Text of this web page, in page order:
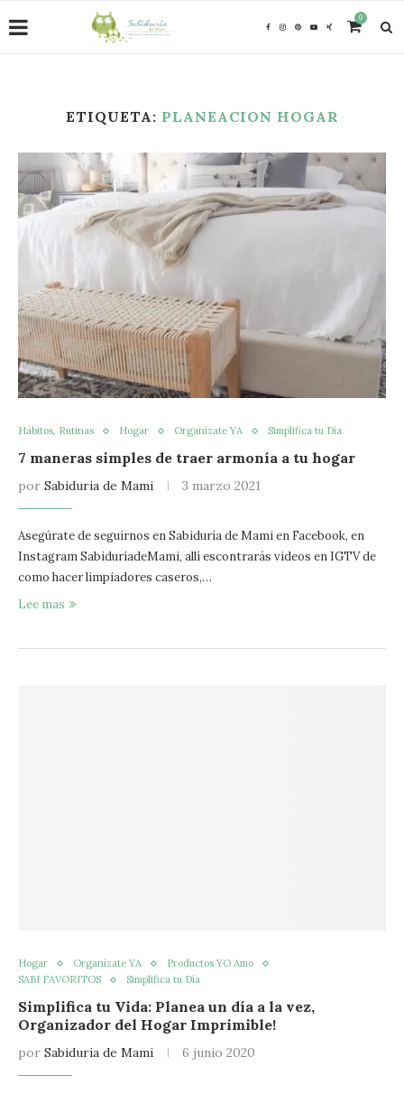
0
ETIQUETA: PLANEACION HOGAR
Hábitos, Rutinas Hogar Organízate YA Simplifica tu Día
7 maneras simples de traer armonía a tu hogar
por Sabiduria de Mami 3 marzo 2021
Asegúrate de seguirnos en Sabiduría de Mami en Facebook, en
Instagram SabiduríadeMami, allí escontrarás videos en IGTV de
como hacer limpiadores caseros,…
Lee mas
Hogar Organízate YA
Productos YO Amo
SABI FAVORITOS
Simplifica tu Día
Simplifica tu Vida: Planea un día a la vez,
Organizador del Hogar Imprimible!
por Sabiduria de Mami 6 junio 2020